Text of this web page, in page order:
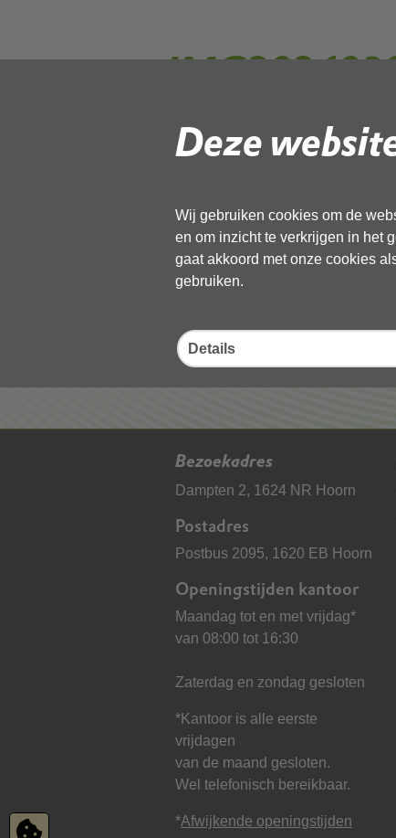
Deze
Wij gebruiken cookies om de
en om inzicht te verkrijgen in het
gaat akkoord met onze cookies
gebruiken.
Details
Gebruik de onderstaande link om
Deel deze pagina
Bezoekadres
Dampten 2, 1624 NR Hoorn
Postadres
Postbus 2095, 1620 EB Hoorn
Openingstijden kantoor
Maandag tot en met vrijdag*
van 08:00 tot 16:30
Zaterdag en zondag gesloten
*Kantoor is alle eerste
vrijdagen
van de maand gesloten.
Wel telefonisch bereikbaar.
*Afwijkende openingstijden